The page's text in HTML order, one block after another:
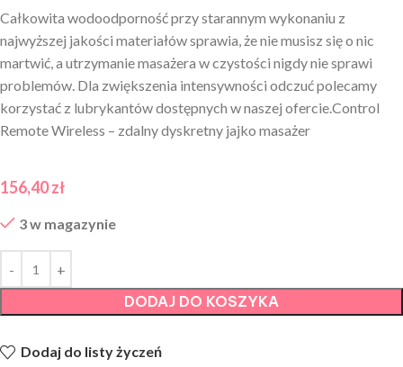
Całkowita wodoodporność przy starannym wykonaniu z
najwyższej jakości materiałów sprawia, że nie musisz się o nic
martwić, a utrzymanie masażera w czystości nigdy nie sprawi
problemów. Dla zwiększenia intensywności odczuć polecamy
korzystać z lubrykantów dostępnych w naszej ofercie.Control
Remote Wireless – zdalny dyskretny jajko masażer
156,40zł
3 w magazynie
DODAJ DO KOSZYKA
Dodaj do listy życzeń